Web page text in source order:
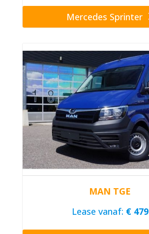
Mercedes Sprinter
MAN TGE
Lease vanaf: € 479